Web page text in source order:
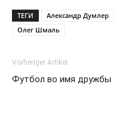
ТЕГИ Александр Думлер
Олег Шмаль
Vorheriger Artikel
Футбол во имя дружбы